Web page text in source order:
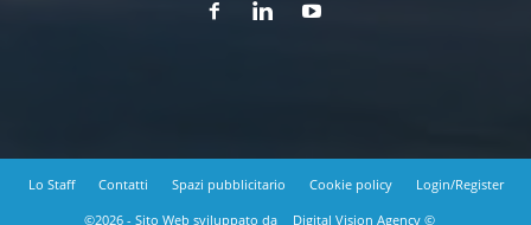
Lo Staff Contatti Spazi pubblicitario Cookie policy
Login/Register
©2026 - Sito Web sviluppato da
Digital Vision Agency ©